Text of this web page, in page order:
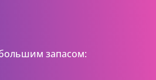
запасом: